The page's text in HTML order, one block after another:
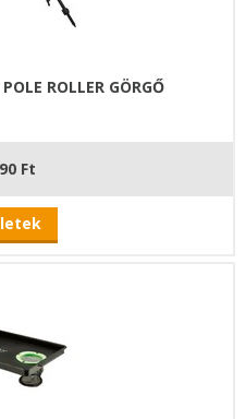
ROLLER GÖRGŐ
Ft